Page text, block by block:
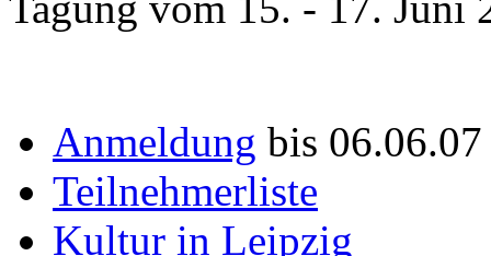
Anmeldung bis
Teilnehmerliste
Kultur in Leipzig